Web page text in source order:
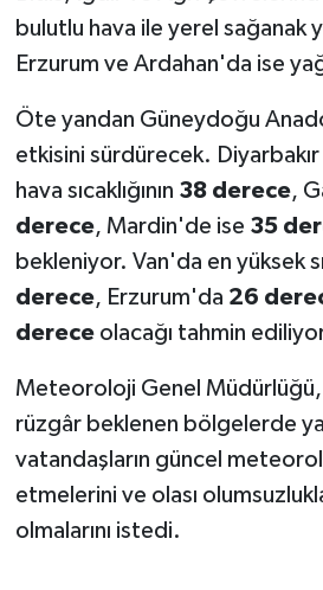
bulutlu hava ile yerel sağanak
Erzurum ve Ardahan'da ise
Öte yandan Güneydoğu
etkisini sürdürecek. Diyarbakır
hava sıcaklığının 38 derece,
derece, Mardin'de ise 35
bekleniyor. Van'da en yüksek
derece, Erzurum'da 26
dereceolacağı tahmin
Meteoroloji Genel Müdürlüğü,
rüzgâr beklenen bölgelerde
vatandaşların güncel
etmelerini ve olası
olmalarını istedi.